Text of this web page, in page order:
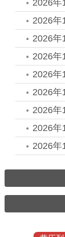
2026年
2026年
2026年
2026年
2026年
2026年
2026年
2026年
2026年